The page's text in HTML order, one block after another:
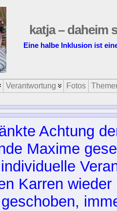
katja – daheim
Eine halbe Inklusion ist
Verantwortung Fotos
Achtung
Maxime
Karren